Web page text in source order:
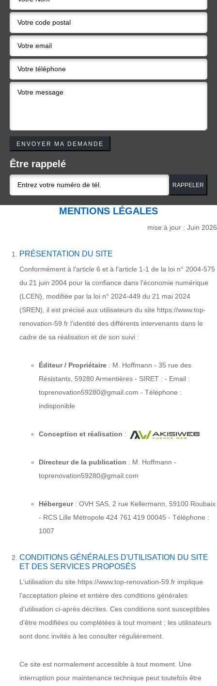
Être rappelé
MENTIONS LÉGALES
mise à jour : Juin 2026
PRÉSENTATION DU SITE
Conformément à l'article 6 et à l'article 1-1 de la loi n° 2004-575
du 21 juin 2004 pour la confiance dans l'économie numérique
(LCEN), modifiée par la loi n° 2024-449 du 21 mai 2024
(SREN), il est précisé aux utilisateurs du site https://www.top-
renovation-59.fr l'identité des différents intervenants dans le
cadre de sa réalisation et de son suivi :
Éditeur / Propriétaire : M. Hoffmann - 35 rue des
Résistants, 59280 Armentières - SIRET : - Email :
toprenovation59280@gmail.com - Téléphone :
indisponible
Conception et réalisation :
Directeur de la publication : M. Hoffmann -
toprenovation59280@gmail.com
Hébergeur: OVH SAS, 2 rue Kellermann, 59100 Roubaix
- RCS Lille Métropole 424 761 419 00045 - Téléphone :
1007
CONDITIONS GÉNÉRALES D'UTILISATION DU SITE
ET DES SERVICES PROPOSÉS
L'utilisation du site https://www.top-renovation-59.fr implique
l'acceptation pleine et entière des conditions générales
d'utilisation ci-après décrites. Ces conditions sont susceptibles
d'être modifiées ou complétées à tout moment ; les utilisateurs
sont donc invités à les consulter régulièrement.
Ce site est normalement accessible à tout moment. Une
interruption pour maintenance technique peut toutefois être